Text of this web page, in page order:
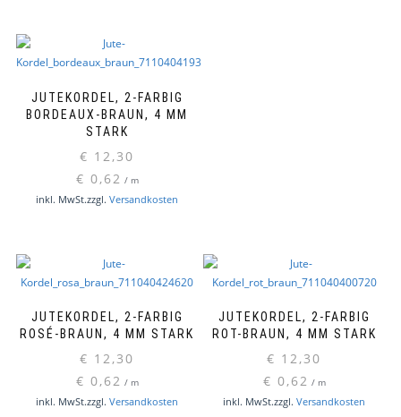
JUTEKORDEL, 2-FARBIG
BORDEAUX-BRAUN, 4 MM
STARK
€ 12,30
€ 0,62 / m
inkl. MwSt.zzgl. Versandkosten
JUTEKORDEL, 2-FARBIG
ROSÉ-BRAUN, 4 MM STARK
€ 12,30
€ 0,62 / m
inkl. MwSt.zzgl. Versandkosten
JUTEKORDEL, 2-FARBIG
ROT-BRAUN, 4 MM STARK
€ 12,30
€ 0,62 / m
inkl. MwSt.zzgl. Versandkosten